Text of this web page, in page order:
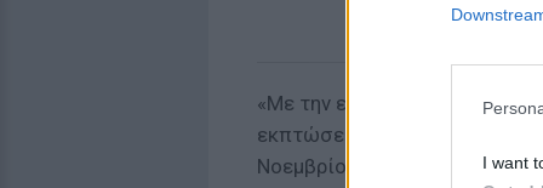
I want
«Με την ευκαιρία της
εκπτώσεων που θα
Νοεμβρίου 2016, η ΕΣΕΕ με